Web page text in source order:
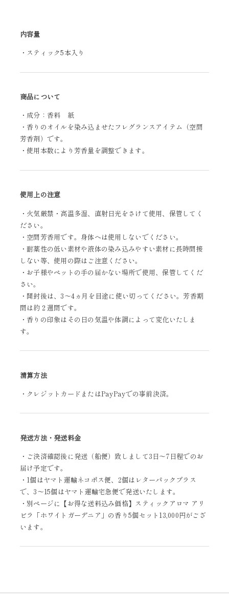
内容量
・スティック5本入り
商品について
・成分：香料 紙
・香りのオイルを染み込ませたフレグランスアイテム（空間
芳香剤）です。
・使用本数により芳香量を調整できます。
使用上の注意
・火気厳禁・高温多湿、直射日光をさけて使用、保管してく
ださい。
・空間芳香用です。身体へは使用しないでください。
・耐薬性の低い素材や液体の染み込みやすい素材に長時間接
しない等、使用の際はご注意ください。
・お子様やペットの手の届かない場所で使用、保管してくだ
さい。
・開封後は、3～4ヵ月を目途に使い切ってください。芳香期
間は約２週間です。
・香りの印象はその日の気温や体調によって変化いたしま
す。
清算方法
・クレジットカードまたはPayPayでの事前決済。
発送方法・発送料金
・ご決済確認後に発送（船便）致しまして3日～7日程でのお
届け予定です。
・1個はヤマト運輸ネコポス便、2個はレターパックプラス
で、3～15個はヤマト運輸宅急便で発送いたします。
・別ページに【お得な送料込み価格】スティックアロマ アリ
ビラ「ホワイトガーデニア」の香り5個セット13,000円がござ
います。